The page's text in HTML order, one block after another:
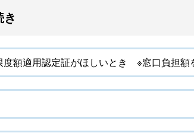
額適用認定証がほしいとき ※窓口負担額